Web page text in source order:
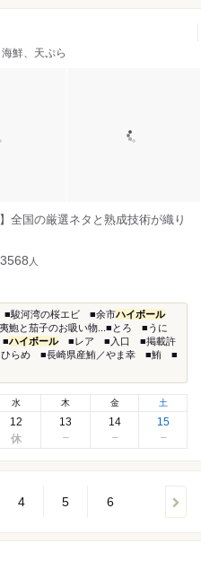
鮮、天ぷら
全国の厳選ネタと熟成技術が織り
3568 人
■駿河湾の桜エビ ■余市ハイボール
鮑と茄子のお吸い物...■とろ ■うに
■ハイボール■レア ■入口 ■掲載許
ひらめ ■長崎県産鮪／やま幸 ■鮪 ■
水
12
木
13
金
14
土
15
4 5 6